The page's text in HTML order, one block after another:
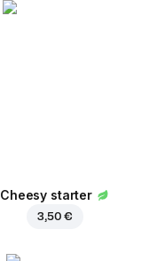
Cheesy starter
3,50 €